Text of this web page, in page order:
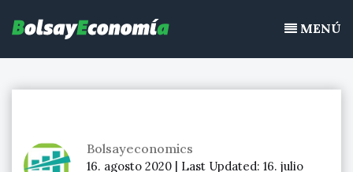
continuo, acciones de bolsa
contenidoMENÚ
Bolsayeconomics
16. agosto 2020 | Last Updated: 16. julio